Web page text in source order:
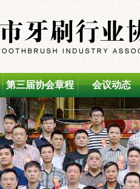
第三届协会章程 会议动态